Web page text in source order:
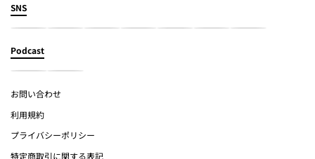
SNS
Podcast
お問い合わせ
利用規約
プライバシーポリシー
特定商取引に関する表記